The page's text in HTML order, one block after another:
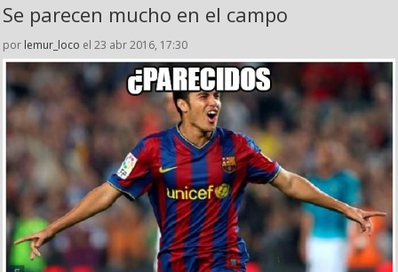
Se parecen mucho en el campo
por lemur_loco el 23 abr 2016, 17:30